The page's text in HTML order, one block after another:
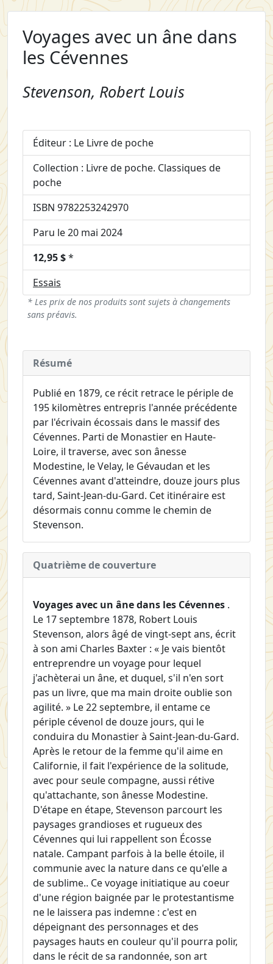
Voyages avec un âne dans
les Cévennes
Stevenson, Robert Louis
Éditeur : Le Livre de poche
Collection : Livre de poche. Classiques de
poche
ISBN 9782253242970
Paru le 20 mai 2024
12,95 $*
Essais
* Les prix de nos produits sont sujets à changements
sans préavis.
Résumé
Publié en 1879, ce récit retrace le périple de
195 kilomètres entrepris l'année précédente
par l'écrivain écossais dans le massif des
Cévennes. Parti de Monastier en Haute-
Loire, il traverse, avec son ânesse
Modestine, le Velay, le Gévaudan et les
Cévennes avant d'atteindre, douze jours plus
tard, Saint-Jean-du-Gard. Cet itinéraire est
désormais connu comme le chemin de
Stevenson.
Quatrième de couverture
Voyages avec un âne dans les Cévennes .
Le 17 septembre 1878, Robert Louis
Stevenson, alors âgé de vingt-sept ans, écrit
à son ami Charles Baxter : « Je vais bientôt
entreprendre un voyage pour lequel
j'achèterai un âne, et duquel, s'il n'en sort
pas un livre, que ma main droite oublie son
agilité. » Le 22 septembre, il entame ce
périple cévenol de douze jours, qui le
conduira du Monastier à Saint-Jean-du-Gard.
Après le retour de la femme qu'il aime en
Californie, il fait l'expérience de la solitude,
avec pour seule compagne, aussi rétive
qu'attachante, son ânesse Modestine.
D'étape en étape, Stevenson parcourt les
paysages grandioses et rugueux des
Cévennes qui lui rappellent son Écosse
natale. Campant parfois à la belle étoile, il
communie avec la nature dans ce qu'elle a
de sublime.. Ce voyage initiatique au coeur
d'une région baignée par le protestantisme
ne le laissera pas indemne : c'est en
dépeignant des personnages et des
paysages hauts en couleur qu'il pourra polir,
dans le récit de sa randonnée, son art